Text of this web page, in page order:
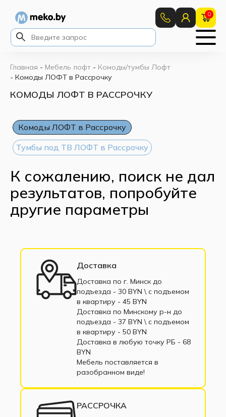
0
Главная - Мебель лофт - Комоды/тумбы Лофт
- Комоды ЛОФТ в Рассрочку
КОМОДЫ ЛОФТ В РАССРОЧКУ
Комоды ЛОФТ в Рассрочку
Тумбы под ТВ ЛОФТ в Рассрочку
К сожалению, поиск не дал
результатов, попробуйте
другие параметры
Доставка
Доставка по г. Минск до
подъезда - 30 BYN \ c подъемом
в квартиру - 45 BYN
Доставка по Минскому р-н до
подъезда - 37 BYN \ c подъемом
в квартиру - 50 BYN
Доставка в любую точку РБ - 68
BYN
Мебель поставляется в
разобранном виде!
РАССРОЧКА